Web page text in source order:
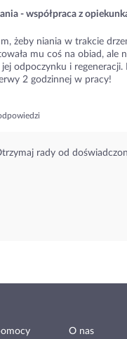
- współpraca z
żeby niania w trakcie
mu coś na obiad, ale
odpoczynku i regeneracji.
2 godzinnej w pracy!
rady od
O nas